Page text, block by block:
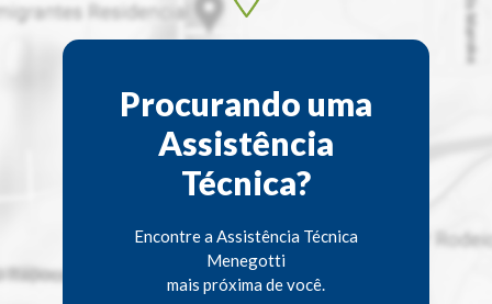
Procurando uma
Assistência
Técnica?
Encontre a Assistência Técnica
Menegotti
mais próxima de você.